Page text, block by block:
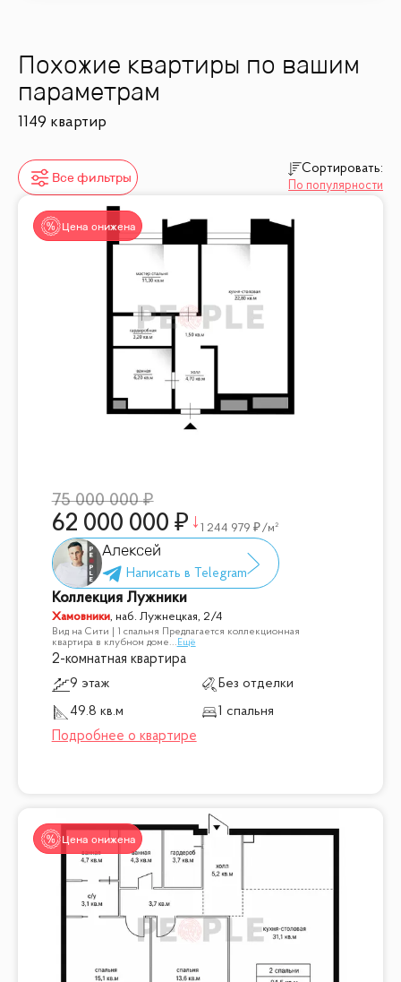
Похожие квартиры по вашим
параметрам
1149 квартир
Все фильтры
Сортировать:
По популярности
Цена снижена
75 000 000
62 000 000 1 244 979 /м²
Алексей
Коллекция Лужники
Хамовники, наб. Лужнецкая, 2/4
Вид на Сити | 1 спальня Предлагается коллекционная
квартира в клубном доме... Ещё
2-комнатная квартира
9 этаж
Без отделки
49.8 кв.м
1 спальня
Цена снижена